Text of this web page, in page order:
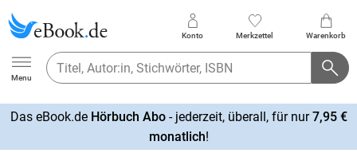
Ebook.de
Menu
Konto Merkzettel Warenkorb
Das eBook.de Hörbuch Abo- jederzeit, überall, für nur7,95 €
monatlich!